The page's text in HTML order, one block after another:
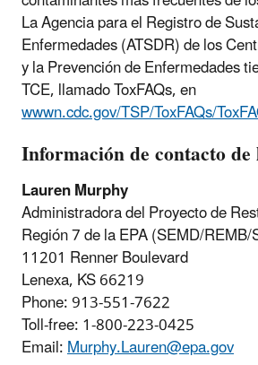
La Agencia para el Registro de
Enfermedades (ATSDR) de los
y la Prevención de Enfermedades
TCE, llamado ToxFAQs, en
wwwn.cdc.gov/TSP/ToxFAQs/
Información de contacto
Lauren Murphy
Administradora del Proyecto de
Región 7 de la EPA(SEMD/
11201 Renner Boulevard
Lenexa, KS 66219
Phone: 913-551-7622
Toll-free: 1-800-223-0425
Email:Murphy.Lauren@epa.gov